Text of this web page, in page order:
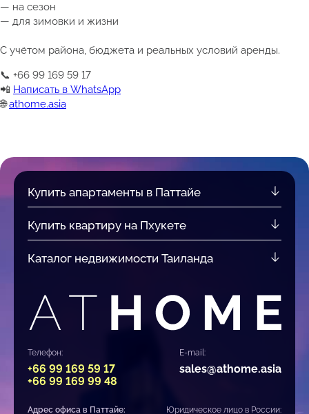
— на сезон
— для зимовки и жизни
С учётом района, бюджета и реальных условий аренды.
📞 +66 99 169 59 17
📲 Написать в WhatsApp
🌐 athome.asia
Купить апартаменты в Паттайе
Купить квартиру на Пхукете
Каталог недвижимости Таиланда
Телефон:
+66 99 169 59 17
+66 99 169 99 48
E-mail:
sales@athome.asia
Адрес офиса в Паттайе: Юридическое лицо в России: